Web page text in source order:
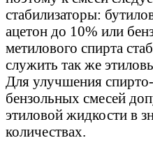
стабилизаторы:
ацетон до 10% или
метилового спирта
служить так же
Для улучшения
бензольных смесей
этиловой жидкости в
количествах.